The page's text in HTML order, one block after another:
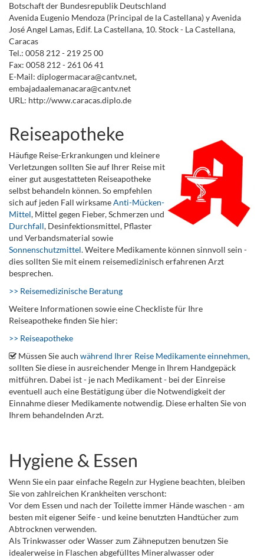
Botschaft der Bundesrepublik Deutschland
Avenida Eugenio Mendoza (Principal de la Castellana) y Avenida
José Angel Lamas, Edif. La Castellana, 10. Stock - La Castellana,
Caracas
Tel.: 0058 212 - 219 25 00
Fax: 0058 212 - 261 06 41
E-Mail: diplogermacara@cantv.net,
embajadaalemanacara@cantv.net
URL: http://www.caracas.diplo.de
Reiseapotheke
Häufige Reise-Erkrankungen und kleinere
Verletzungen sollten Sie auf Ihrer Reise mit
einer gut ausgestatteten Reiseapotheke
selbst behandeln können. So empfehlen
sich auf jeden Fall wirksameAnti-Mücken-
Mittel, Mittel gegen Fieber, Schmerzen und
Durchfall, Desinfektionsmittel, Pflaster
und Verbandsmaterial sowie
Sonnenschutzmittel. Weitere Medikamente können sinnvoll sein -
dies sollten Sie mit einem reisemedizinisch erfahrenen Arzt
besprechen.
>> Reisemedizinische Beratung
Weitere Informationen sowie eine Checkliste für Ihre
Reiseapotheke finden Sie hier:
>> Reiseapotheke
Müssen Sie auch während Ihrer Reise Medikamente einnehmen,
sollten Sie diese in ausreichender Menge in Ihrem Handgepäck
mitführen. Dabei ist - je nach Medikament - bei der Einreise
eventuell auch eine Bestätigung über die Notwendigkeit der
Einnahme dieser Medikamente notwendig. Diese erhalten Sie von
Ihrem behandelnden Arzt.
Hygiene & Essen
Wenn Sie ein paar einfache Regeln zur Hygiene beachten, bleiben
Sie von zahlreichen Krankheiten verschont:
Vor dem Essen und nach der Toilette immer Hände waschen - am
besten mit eigener Seife - und keine benutzten Handtücher zum
Abtrocknen verwenden.
Als Trinkwasser oder Wasser zum Zähneputzen benutzen Sie
idealerweise in Flaschen abgefülltes Mineralwasser oder